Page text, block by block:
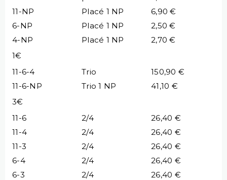
11-NP
Placé 1 NP
6,90 €
6-NP
Placé 1 NP
2,50 €
4-NP
Placé 1 NP
2,70 €
1€
11-6-4
Trio
150,90 €
11-6-NP
Trio 1 NP
41,10 €
3€
11-6
2/4
26,40 €
11-4
2/4
26,40 €
11-3
2/4
26,40 €
6-4
2/4
26,40 €
6-3
2/4
26,40 €